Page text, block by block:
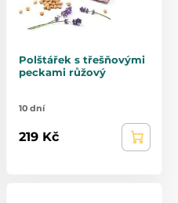
Polštářek s třešňovými
peckami růžový
10 dní
219 Kč